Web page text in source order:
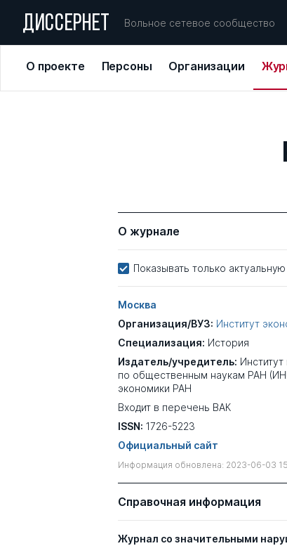
ДИССЕРНЕТ Вольное сетевое сообщество
О проекте Персоны Организации
О журнале
Показывать только
Москва
Организация/ВУЗ: Институт
Специализация: История
Издатель/учредитель:
по общественным наукам РАН
экономики РАН
Входит в перечень ВАК
ISSN: 1726-5223
Официальный сайт
Информация обновлена: 2023-06-03
Справочная информация
Журнал со значительными